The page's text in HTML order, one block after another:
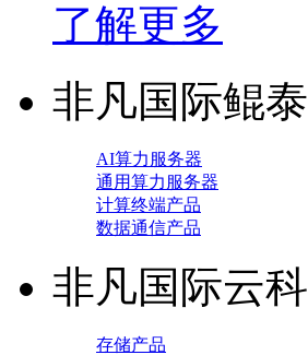
了解更多
非凡国际鲲泰
AI算力服务器
通用算力服务器
计算终端产品
数据通信产品
非凡国际云科
存储产品